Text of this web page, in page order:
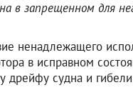
в запрещенном для
ненадлежащего
в исправном
судна и